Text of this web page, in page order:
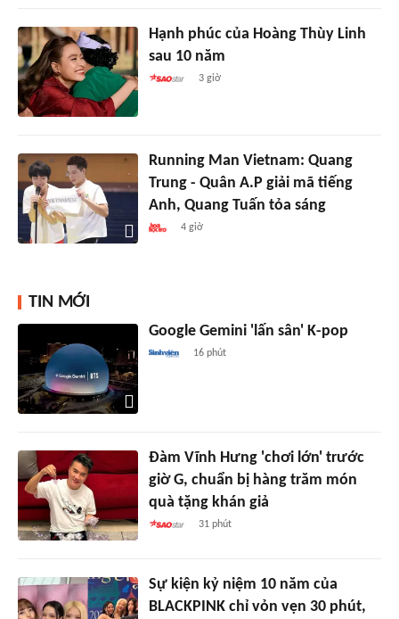
Hạnh phúc của Hoàng Thùy Linh
sau 10 năm
3 giờ
Running Man Vietnam: Quang
Trung - Quân A.P giải mã tiếng
Anh, Quang Tuấn tỏa sáng
4 giờ
TIN MỚI
Google Gemini 'lấn sân' K-pop
16 phút
Đàm Vĩnh Hưng 'chơi lớn' trước
giờ G, chuẩn bị hàng trăm món
quà tặng khán giả
31 phút
Sự kiện kỷ niệm 10 năm của
BLACKPINK chỉ vỏn vẹn 30 phút,